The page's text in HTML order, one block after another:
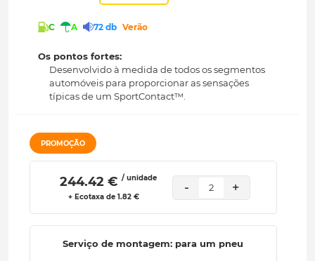
C A 72 db Verão
Os pontos fortes:
Desenvolvido à medida de todos os segmentos
automóveis para proporcionar as sensações
típicas de um SportContact™.
PROMOÇÃO
244.42 € / unidade
+ Ecotaxa de 1.82 €
- 2 +
Serviço de montagem: para um pneu